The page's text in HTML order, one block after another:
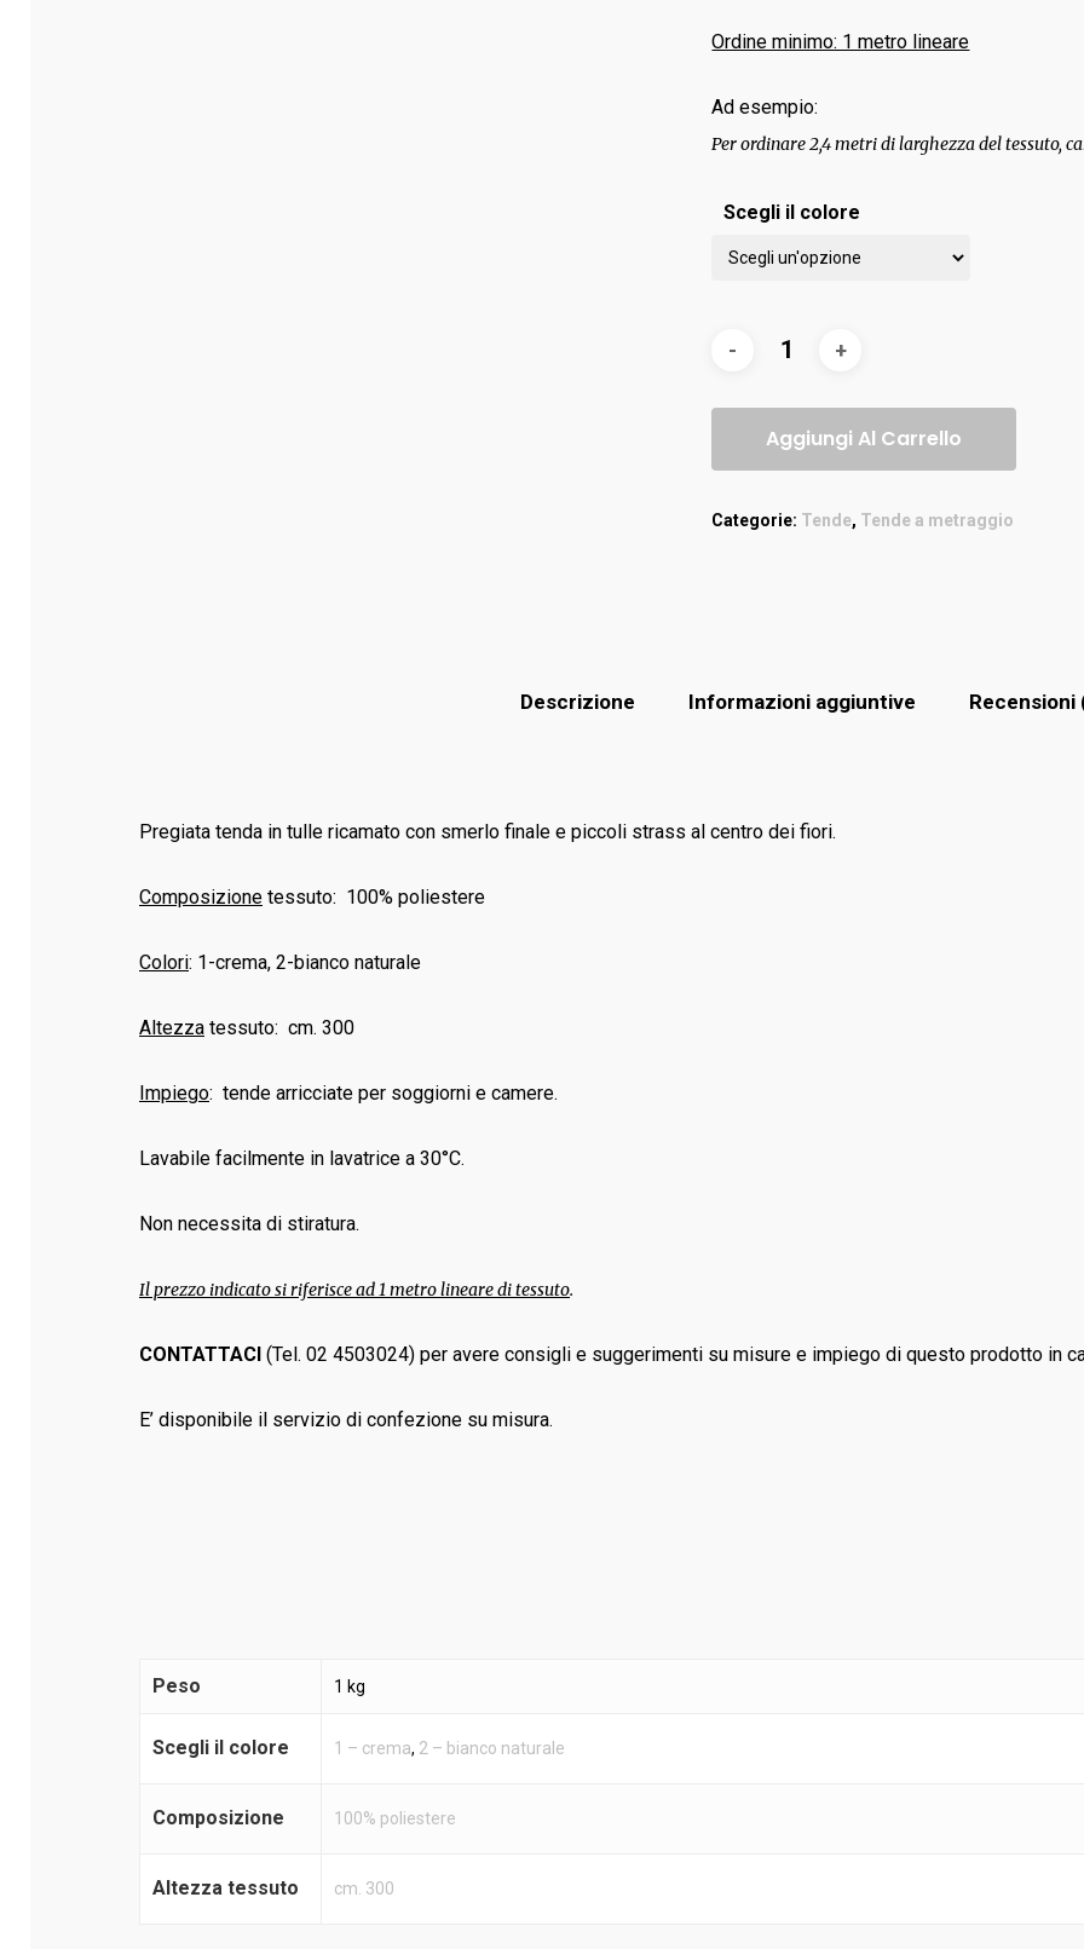
Ordine minimo: 1 metro lineare
Ad esempio:
Per ordinare 2,4 metri di larghezza del tessuto,
Scegli il colore
Aggiungi Al Carrello
Categorie: Tende, Tende a metraggio
Descrizione Informazioni aggiuntive Recensioni
Pregiata tenda in tulle ricamato con smerlo finale e piccoli strass al centro dei fiori.
Composizione tessuto: 100% poliestere
Colori: 1-crema, 2-bianco naturale
Altezza tessuto: cm. 300
Impiego: tende arricciate per soggiorni e camere.
Lavabile facilmente in lavatrice a 30°C.
Non necessita di stiratura.
Il prezzo indicato si riferisce ad 1 metro lineare di tessuto.
CONTATTACI (Tel. 02 4503024) per avere consigli e suggerimenti su misure e impiego di questo prodotto in
E’ disponibile il servizio di confezione su misura.
Peso 1 kg
Scegli il colore 1 – crema, 2 – bianco naturale
Composizione 100% poliestere
Altezza tessuto cm. 300